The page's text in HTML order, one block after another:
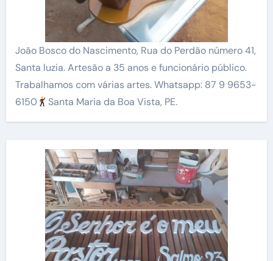
João Bosco do Nascimento, Rua do Perdão número 41,
Santa luzia. Artesão a 35 anos e funcionário público.
Trabalhamos com várias artes. Whatsapp: 87 9 9653-
6150
Santa Maria da Boa Vista, PE.